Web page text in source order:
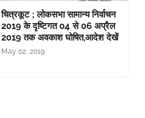
चित्रकूट ; लोकसभा सामान्य निर्वाचन
2019 के दृष्टिगत 04 से 06 अप्रैल
2019 तक अवकाश घोषित,आदेश देखें
May 02, 2019